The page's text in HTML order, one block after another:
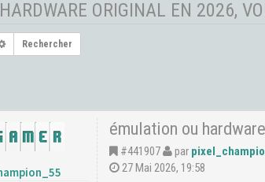
ORIGINAL EN 2026,
Rechercher
émulation ou
#441907 par
27 Mai 2026, 19:58